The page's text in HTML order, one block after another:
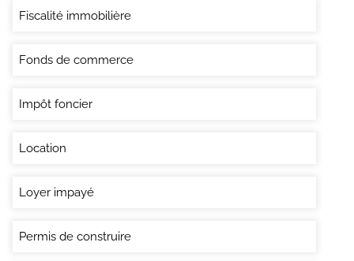
Fiscalité immobilière
Fonds de commerce
Impôt foncier
Location
Loyer impayé
Permis de construire